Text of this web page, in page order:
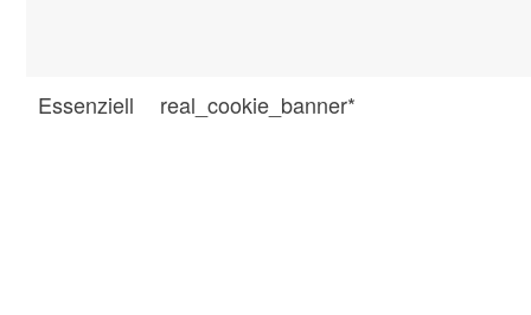
Essenziell real_cookie_banner*